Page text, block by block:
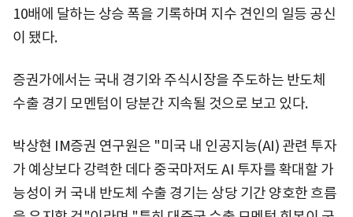
10배에 달하는 상승 폭을 기록하며 지수 견인의 일등 공신
이 됐다.
증권가에서는 국내 경기와 주식시장을 주도하는 반도체
수출 경기 모멘텀이 당분간 지속될 것으로 보고 있다.
박상현 IM증권 연구원은 "미국 내 인공지능(AI) 관련 투자
가 예상보다 강력한 데다 중국마저도 AI 투자를 확대할 가
능성이 커 국내 반도체 수출 경기는 상당 기간 양호한 흐름